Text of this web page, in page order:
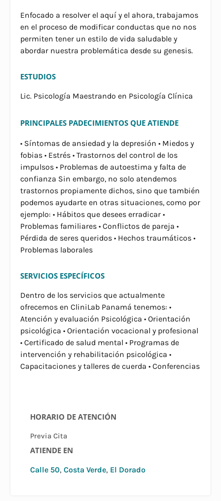
Enfocado a resolver el aquí y el ahora, trabajamos
en el proceso de modificar conductas que no nos
permiten tener un estilo de vida saludable y
abordar nuestra problemática desde su genesis.
ESTUDIOS
Lic. Psicología Maestrando en Psicología Clínica
PRINCIPALES PADECIMIENTOS QUE ATIENDE
• Síntomas de ansiedad y la depresión • Miedos y
fobias • Estrés • Trastornos del control de los
impulsos • Problemas de autoestima y falta de
confianza Sin embargo, no solo atendemos
trastornos propiamente dichos, sino que también
podemos ayudarte en otras situaciones, como por
ejemplo: • Hábitos que desees erradicar •
Problemas familiares • Conflictos de pareja •
Pérdida de seres queridos • Hechos traumáticos •
Problemas laborales
SERVICIOS ESPECÍFICOS
Dentro de los servicios que actualmente
ofrecemos en CliniLab Panamá tenemos: •
Atención y evaluación Psicológica • Orientación
psicológica • Orientación vocacional y profesional
• Certificado de salud mental • Programas de
intervención y rehabilitación psicológica •
Capacitaciones y talleres de cuerda • Conferencias
HORARIO DE ATENCIÓN
Previa Cita
ATIENDE EN
Calle 50, Costa Verde, El Dorado